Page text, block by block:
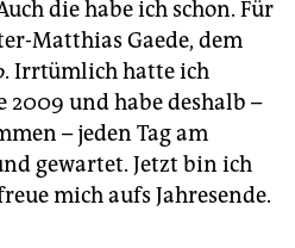
die habe ich schon. Für
Matthias Gaede, dem
. Irrtümlich hatte ich
2009 und habe deshalb –
– jeden Tag am
gewartet. Jetzt bin ich
mich aufs Jahresende.